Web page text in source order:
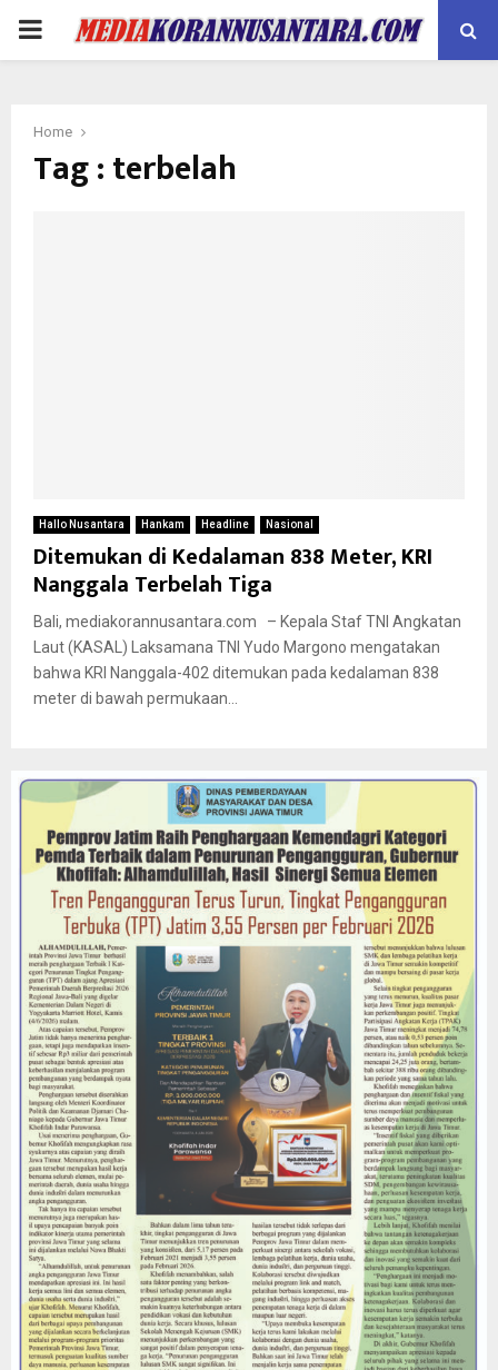
PRIMARY
Home
Tag : terbelah
Hallo Nusantara Hankam Headline Nasional
Ditemukan di Kedalaman 838 Meter, KRI
Nanggala Terbelah Tiga
Bali, mediakorannusantara.com – Kepala Staf TNI Angkatan
Laut (KASAL) Laksamana TNI Yudo Margono mengatakan
bahwa KRI Nanggala-402 ditemukan pada kedalaman 838
meter di bawah permukaan...